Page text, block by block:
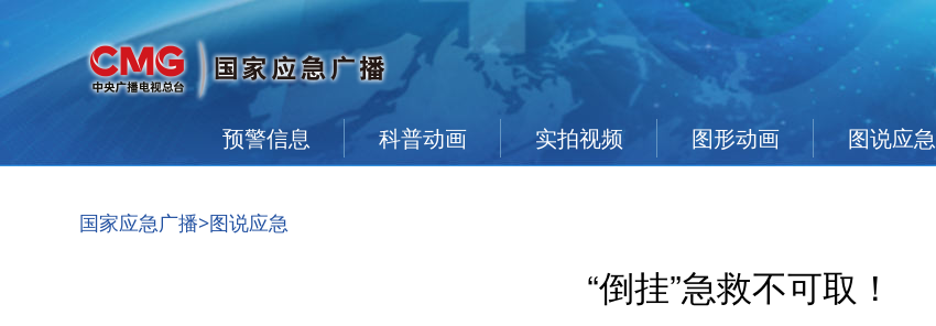
预警信息 科普动画 实拍视频 图形动画 图说应急
国家应急广播>图说应急
“倒挂”急救不可取！